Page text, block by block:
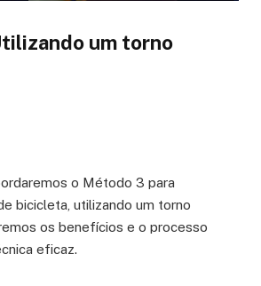
um torno
o Método 3 para
bicicleta, utilizando um torno
os benefícios e o processo
eficaz.